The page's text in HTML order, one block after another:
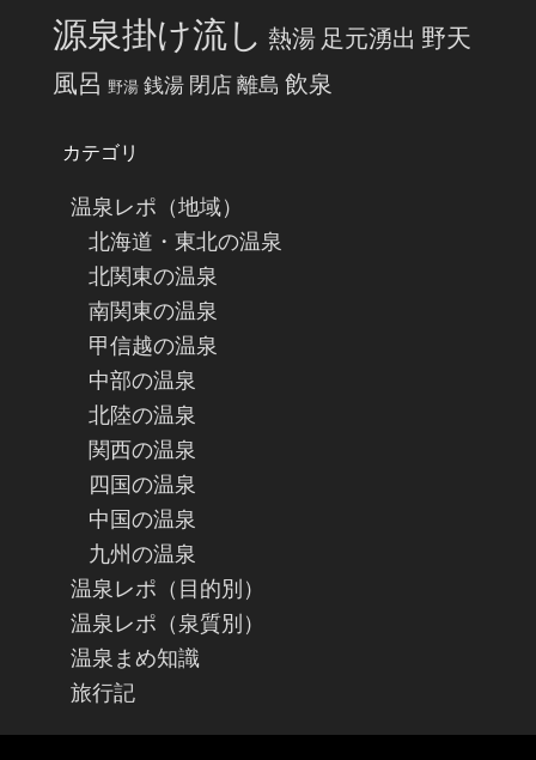
源泉掛け流し 熱湯 足元湧出 野天
風呂 野湯 銭湯 閉店 離島 飲泉
カテゴリ
温泉レポ（地域）
北海道・東北の温泉
北関東の温泉
南関東の温泉
甲信越の温泉
中部の温泉
北陸の温泉
関西の温泉
四国の温泉
中国の温泉
九州の温泉
温泉レポ（目的別）
温泉レポ（泉質別）
温泉まめ知識
旅行記